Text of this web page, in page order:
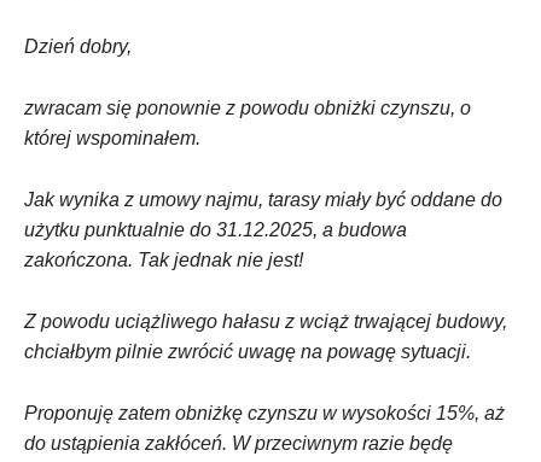
Dzień dobry,
zwracam się ponownie z powodu obniżki czynszu, o
której wspominałem.
Jak wynika z umowy najmu, tarasy miały być oddane do
użytku punktualnie do 31.12.2025, a budowa
zakończona. Tak jednak nie jest!
Z powodu uciążliwego hałasu z wciąż trwającej budowy,
chciałbym pilnie zwrócić uwagę na powagę sytuacji.
Proponuję zatem obniżkę czynszu w wysokości 15%, aż
do ustąpienia zakłóceń. W przeciwnym razie będę